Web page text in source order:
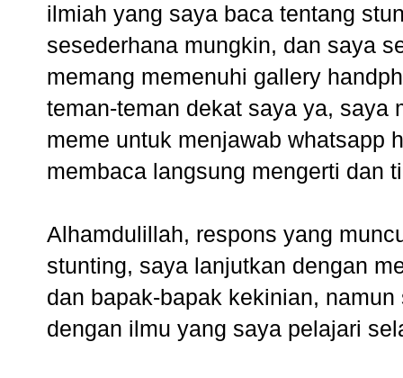
ilmiah yang saya baca tentang
sesederhana mungkin, dan saya
memang memenuhi gallery
teman-teman dekat saya ya, saya
meme untuk menjawab whatsapp
membaca langsung mengerti dan
Alhamdulillah, respons yang
stunting, saya lanjutkan dengan
dan bapak-bapak kekinian,
dengan ilmu yang saya pelajari